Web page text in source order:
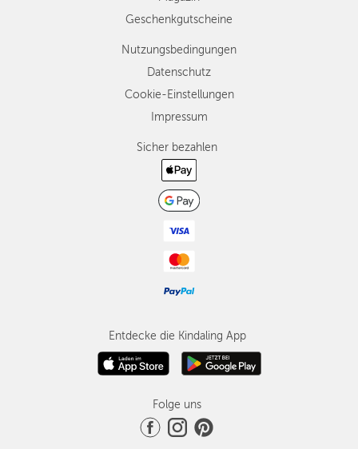
Geschenkgutscheine
Nutzungsbedingungen
Datenschutz
Cookie-Einstellungen
Impressum
Sicher bezahlen
Entdecke die Kindaling App
Folge uns